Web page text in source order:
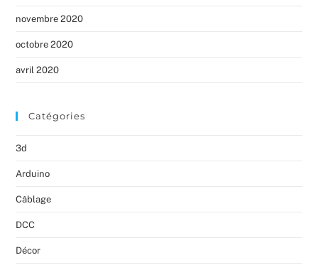
novembre 2020
octobre 2020
avril 2020
Catégories
3d
Arduino
Câblage
DCC
Décor